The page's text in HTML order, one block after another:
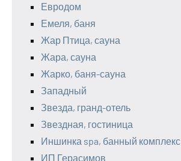
Евродом
Емеля, баня
Жар Птица, сауна
Жара, сауна
Жарко, баня-сауна
Западный
Звезда, гранд-отель
Звездная, гостиница
Иншинка spa, банный комплекс
ИП Герасимов